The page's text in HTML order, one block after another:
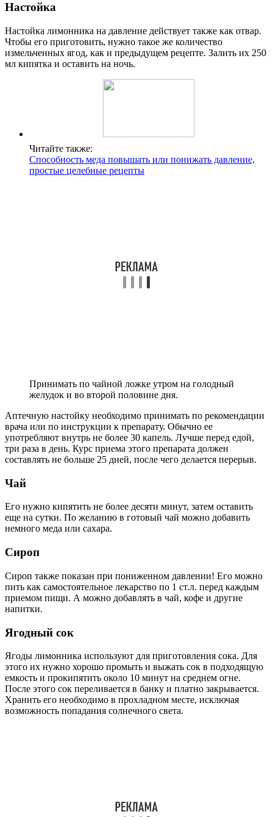
Настойка
Настойка лимонника на давление действует также как отвар.
Чтобы его приготовить, нужно такое же количество
измельченных ягод, как и предыдущем рецепте. Залить их 250
мл кипятка и оставить на ночь.
Читайте также:
Способность меда повышать или понижать давление,
простые целебные рецепты
Принимать по чайной ложке утром на голодный
желудок и во второй половине дня.
Аптечную настойку необходимо принимать по рекомендации
врача или по инструкции к препарату. Обычно ее
употребляют внутрь не более 30 капель. Лучше перед едой,
три раза в день. Курс приема этого препарата должен
составлять не больше 25 дней, после чего делается перерыв.
Чай
Его нужно кипятить не более десяти минут, затем оставить
еще на сутки. По желанию в готовый чай можно добавить
немного меда или сахара.
Сироп
Сироп также показан при пониженном давлении! Его можно
пить как самостоятельное лекарство по 1 ст.л. перед каждым
приемом пищи. А можно добавлять в чай, кофе и другие
напитки.
Ягодный сок
Ягоды лимонника используют для приготовления сока. Для
этого их нужно хорошо промыть и выжать сок в подходящую
емкость и прокипятить около 10 минут на среднем огне.
После этого сок переливается в банку и платно закрывается.
Хранить его необходимо в прохладном месте, исключая
возможность попадания солнечного света.